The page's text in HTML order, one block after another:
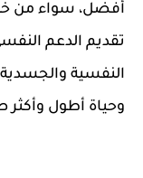
أفضل، سواء من
تقديم الدعم
النفسية
وحياة أطول